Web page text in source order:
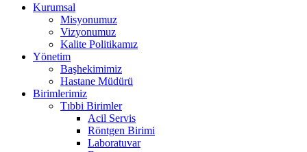
Kurumsal
Misyonumuz
Vizyonumuz
Kalite Politikamız
Yönetim
Başhekimimiz
Hastane Müdürü
Birimlerimiz
Tıbbi Birimler
Acil Servis
Röntgen Birimi
Laboratuvar